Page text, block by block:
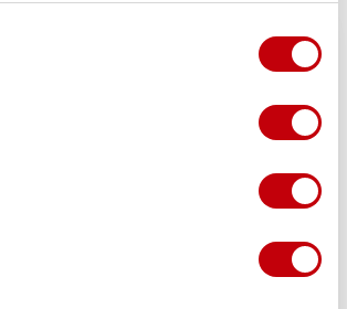
type
DMP kappenset Zip 2000 SP